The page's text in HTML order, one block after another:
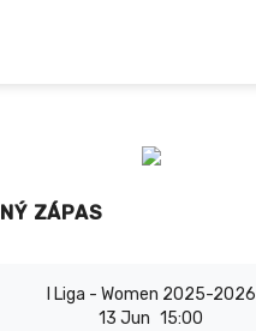
ZÁPAS
I Liga - Women 2025-2026
13 Jun 15:00